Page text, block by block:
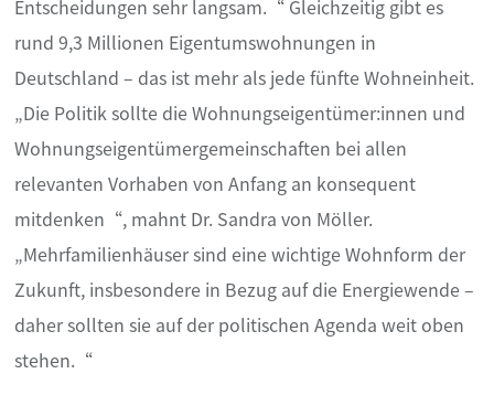
Entscheidungen sehr langsam.“ Gleichzeitig gibt es
rund 9,3 Millionen Eigentumswohnungen in
Deutschland – das ist mehr als jede fünfte Wohneinheit.
„Die Politik sollte die Wohnungseigentümer:innen und
Wohnungseigentümergemeinschaften bei allen
relevanten Vorhaben von Anfang an konsequent
mitdenken“, mahnt Dr. Sandra von Möller.
„Mehrfamilienhäuser sind eine wichtige Wohnform der
Zukunft, insbesondere in Bezug auf die Energiewende –
daher sollten sie auf der politischen Agenda weit oben
stehen.“